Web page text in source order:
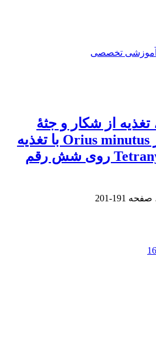
آموزشی تخصصی
از شکار و جثۀ
بدن سن شکارگر Orius minutus با تغذیه
از Tetranychus urticae روی شش رقم
191-201